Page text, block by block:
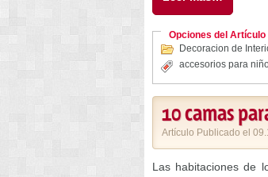
Opciones del Artículo
Decoracion de
accesorios para
10 camas
Artículo Publicado el
Las habitaciones de